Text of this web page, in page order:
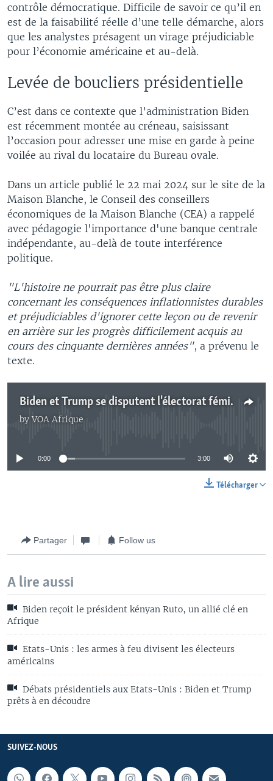
contrôle démocratique. Difficile de savoir ce qu’il en
est de la faisabilité réelle d’une telle démarche, alors
que les analystes présagent un virage préjudiciable
pour l’économie américaine et au-delà.
Levée de boucliers présidentielle
C’est dans ce contexte que l’administration Biden
est récemment montée au créneau, saisissant
l’occasion pour adresser une mise en garde à peine
voilée au rival du locataire du Bureau ovale.
Dans un article publié le 22 mai 2024 sur le site de la
Maison Blanche, le Conseil des conseillers
économiques de la Maison Blanche (CEA) a rappelé
avec pédagogie l'importance d'une banque centrale
indépendante, au-delà de toute interférence
politique.
"L'histoire ne pourrait pas être plus claire
concernant les conséquences inflationnistes durables
et préjudiciables d'ignorer cette leçon ou de revenir
en arrière sur les progrès difficilement acquis au
cours des cinquante dernières années", a prévenu le
texte.
Biden et Trump se disputent l'électorat féminin
byVOA Afrique
No media source currently available
0:00 3:00
Télécharger
Partager Follow us
A lire aussi
Biden reçoit le président kényan Ruto, un allié clé en
Afrique
Etats-Unis : les armes à feu divisent les électeurs
américains
Débats présidentiels aux Etats-Unis : Biden et Trump
prêts à en découdre
SUIVEZ-NOUS